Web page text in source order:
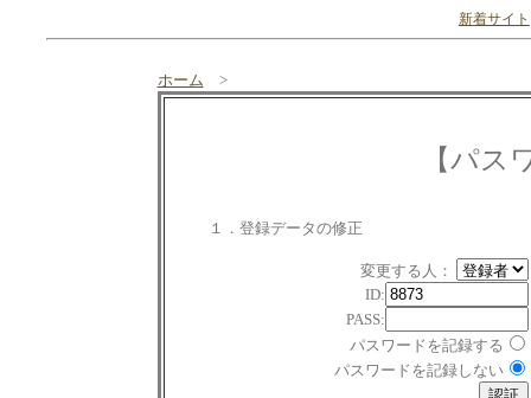
新着サイト
ホーム >
【パス
１．登録データの修正
変更する人：
ID:
PASS:
パスワードを記録する
パスワードを記録しない